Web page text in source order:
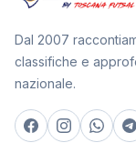
Dal 2007
classifiche e
nazionale.